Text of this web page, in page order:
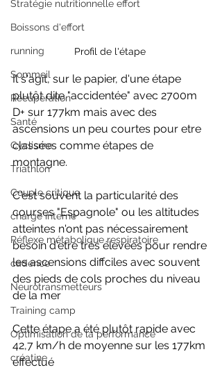
Stratégie nutritionnelle effort
Boissons d'effort
running
Sommeil
Récupération
Santé
Cyclisme
Triathlon
Couple critique
charge interne
Réflexe métabolique respiratoire
cadence
Neurotransmetteurs
Training camp
Optimisation de la performance
créatine
Profil de l'étape
Il s'agit, sur le papier, d'une étape
plutôt dite "accidentée" avec 2700m
D+ sur 177km mais avec des
ascensions un peu courtes pour etre
classées comme étapes de
montagne.
C'est souvent la particularité des
courses "Espagnole" ou les altitudes
atteintes n'ont pas nécessairement
besoin d'etre très élevées pour rendre
les ascensions diffciles avec souvent
des pieds de cols proches du niveau
de la mer
Cette étape a été plutôt rapide avec
42,7 km/h de moyenne sur les 177km
effectué